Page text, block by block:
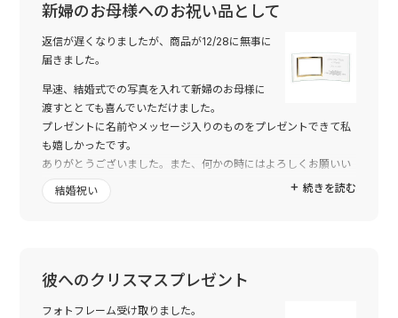
新婦のお母様へのお祝い品として
返信が遅くなりましたが、商品が12/28に無事に
届きました。
早速、結婚式での写真を入れて新婦のお母様に
渡すととても喜んでいただけました。
プレゼントに名前やメッセージ入りのものをプレゼントできて私
も嬉しかったです。
ありがとうございました。また、何かの時にはよろしくお願いい
たします。
続きを読む
結婚祝い
彼へのクリスマスプレゼント
フォトフレーム受け取りました。